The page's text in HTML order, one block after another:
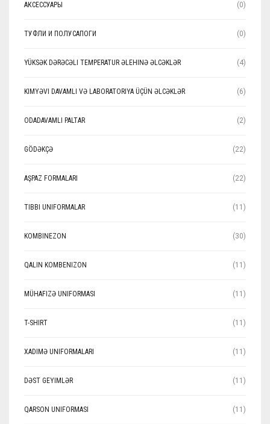
АКСЕССУАРЫ (0)
ТУФЛИ И ПОЛУСАПОГИ (0)
YÜKSƏK DƏRƏCƏLI TEMPERATUR ƏLEHINƏ ƏLCƏKLƏR (4)
KIMYƏVI DAVAMLI VƏ LABORATORIYA ÜÇÜN ƏLCƏKLƏR (6)
ODADAVAMLI PALTAR (2)
GÖDƏKÇƏ (22)
AŞPAZ FORMALARI (22)
TIBBI UNIFORMALAR (11)
KOMBINEZON (30)
QALIN KOMBENIZON (11)
MÜHAFIZƏ UNIFORMASI (11)
T-SHIRT (11)
XADIMƏ UNIFORMALARI (11)
DƏST GEYIMLƏR (11)
QARSON UNIFORMASI (11)